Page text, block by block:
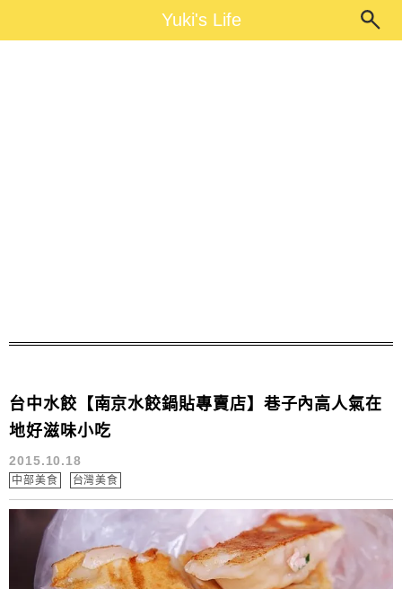
Yuki's LifeYuki's Life
台中水餃【南京水餃鍋貼專賣店】巷子內高人氣在
地好滋味小吃
2015.10.18
中部美食 台灣美食